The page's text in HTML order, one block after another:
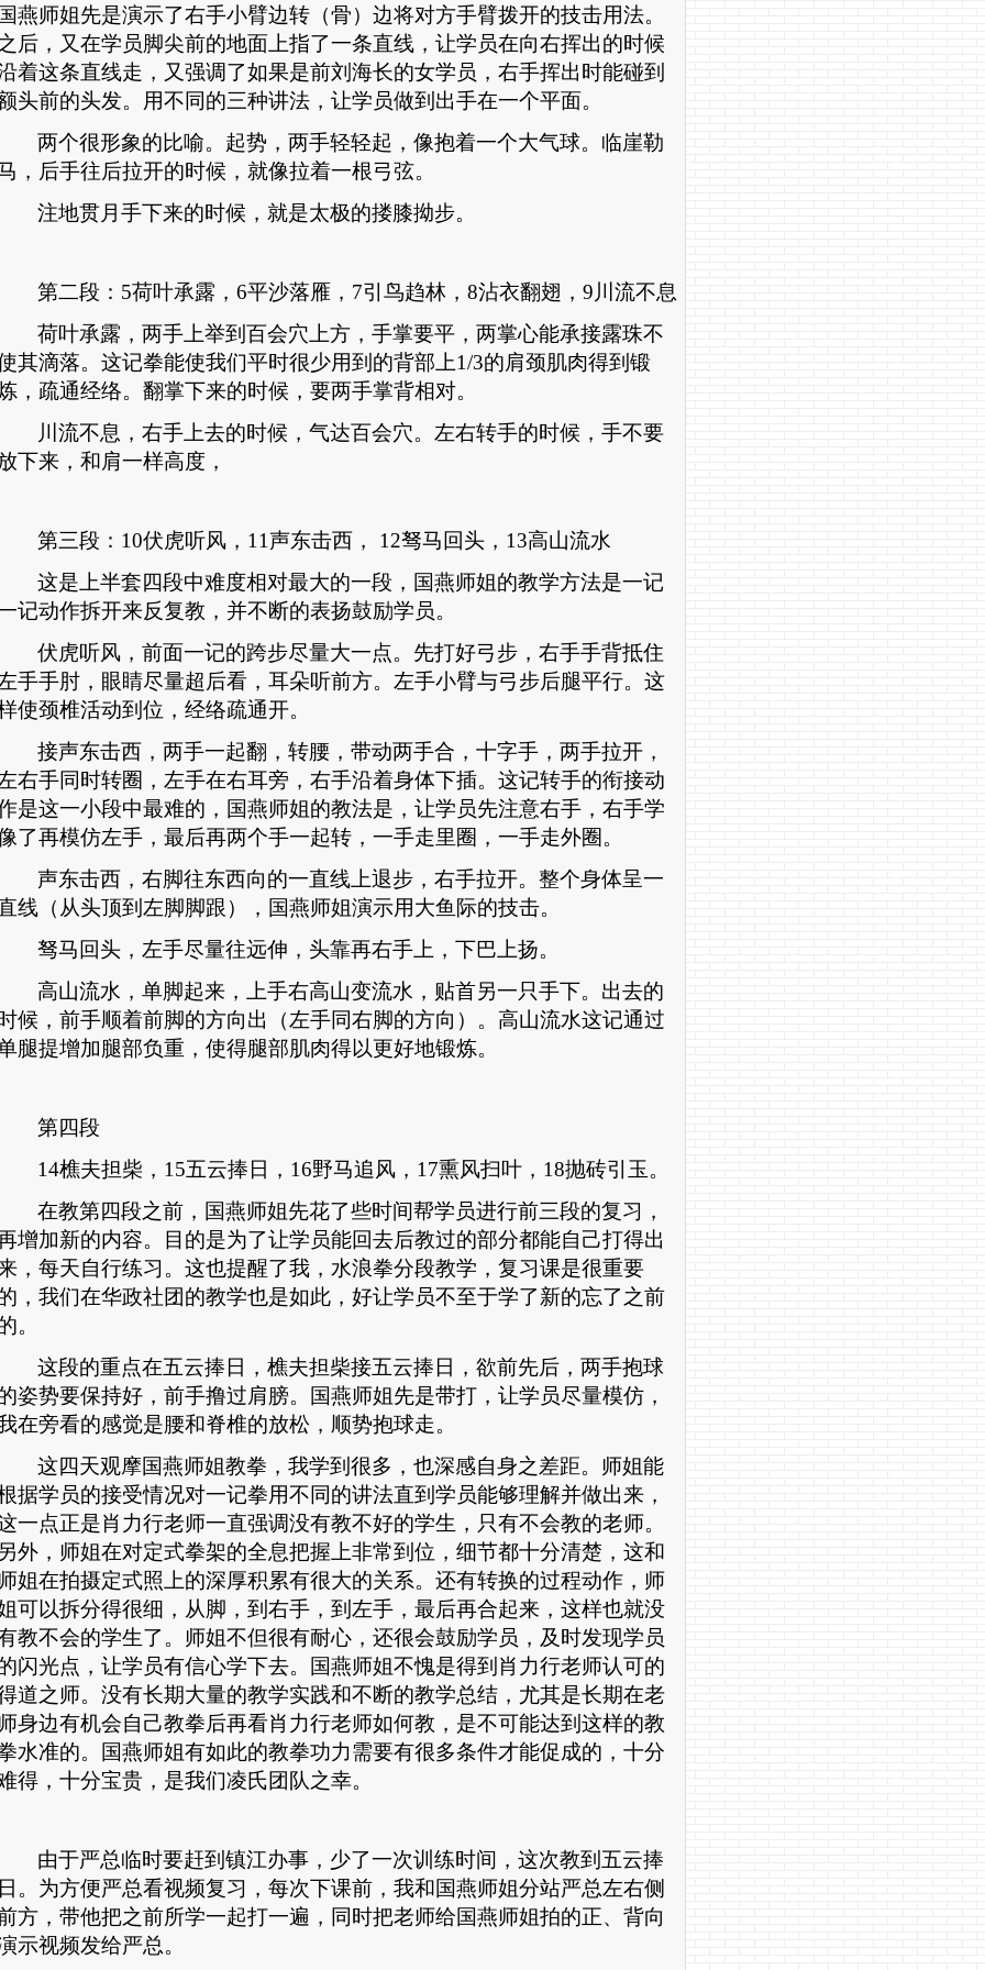
燕师姐先是演示了右手小臂边转（骨）边将对方手臂拨开的技击用法。
后，又在学员脚尖前的地面上指了一条直线，让学员在向右挥出的时候
着这条直线走，又强调了如果是前刘海长的女学员，右手挥出时能碰到
头前的头发。用不同的三种讲法，让学员做到出手在一个平面。
两个很形象的比喻。起势，两手轻轻起，像抱着一个大气球。临崖勒
，后手往后拉开的时候，就像拉着一根弓弦。
注地贯月手下来的时候，就是太极的搂膝拗步。
第二段： 5荷叶承露，6平沙落雁， 7引鸟趋林，8沾衣翻翅，9川流不息
荷叶承露，两手上举到百会穴上方，手掌要平，两掌心能承接露珠不
其滴落。这记拳能使我们平时很少用到的背部上1/3的肩颈肌肉得到锻
，疏通经络。翻掌下来的时候，要两手掌背相对。
川流不息，右手上去的时候，气达百会穴。左右转手的时候，手不要
下来，和肩一样高度，
第三段： 10伏虎听风， 11 声东击西， 12驽马回头， 13高山流水
这是上半套四段中难度相对最大的一段，国燕师姐的教学方法是一记
记动作拆开来反复教，并不断的表扬鼓励学员。
伏虎听风，前面一记的跨步尽量大一点。先打好弓步，右手手背抵住
手手肘，眼睛尽量超后看，耳朵听前方。左手小臂与弓步后腿平行。这
使颈椎活动到位，经络疏通开。
接声东击西 ，两手一起翻，转腰，带动两手合，十字手，两手拉开，
右手同时转圈，左手在右耳旁，右手沿着身体下插。这记转手的衔接动
是这一小段中最难的，国燕师姐的教法是，让学员先注意右手，右手学
了再模仿左手，最后再两个手一起转，一手走里圈，一手走外圈。
声东击西，右脚往东西向的一直线上退步，右手拉开。整个身体呈一
线（从头顶到左脚脚跟），国燕师姐演示用大鱼际的技击。
驽马回头，左手尽量往远伸，头靠再右手上，下巴上扬。
高山流水，单脚起来，上手右高山变流水，贴首另一只手下。出去的
候，前手顺着前脚的方向出（左手同右脚的方向）。高山流水这记通过
腿提增加腿部负重，使得腿部肌肉得以更好地锻炼。
第四段
14樵夫担柴， 15五云捧日， 16野马追风， 17熏风扫叶， 18抛砖引玉。
在教第四段之前，国燕师姐先花了些时间帮学员进行前三段的复习，
增加新的内容。目的是为了让学员能回去后教过的部分都能自己打得出
，每天自行练习。这也提醒了我，水浪拳分段教学，复习课是很重要
，我们在华政社团的教学也是如此，好让学员不至于学了新的忘了之前
。
这段的重点在五云捧日，樵夫担柴接五云捧日，欲前先后，两手抱球
姿势要保持好，前手撸过肩膀。国燕师姐先是带打，让学员尽量模仿，
在旁看的感觉是腰和脊椎的放松，顺势抱球走。
这四天观摩国燕师姐教拳，我学到很多，也深感自身之差距。师姐能
据学员的接受情况对一记拳用不同的讲法直到学员能够理解并做出来，
一点正是肖力行老师一直强调没有教不好的学生，只有不会教的老师。
外，师姐在对定式拳架的全息把握上非常到位，细节都十分清楚，这和
姐在拍摄定式照上的深厚积累有很大的关系。还有转换的过程动作，师
可以拆分得很细，从脚，到右手，到左手，最后再合起来，这样也就没
教不会的学生了。师姐不但很有耐心，还很会鼓励学员，及时发现学员
闪光点，让学员有信心学下去。国燕师姐不愧是得到肖力行老师认可的
道之师。没有长期大量的教学实践和不断的教学总结，尤其是长期在老
身边有机会自己教拳后再看肖力行老师如何教，是不可能达到这样的教
水准的。国燕师姐有如此的教拳功力需要有很多条件才能促成的，十分
得，十分宝贵，是我们凌氏团队之幸。
由于严总临时要赶到镇江办事，少了一次训练时间，这次教到五云捧
。为方便严总看视频复习，每次下课前，我和国燕师姐分站严总左右侧
方，带他把之前所学一起打一遍，同时把老师给国燕师姐拍的正、背向
示视频发给严总。